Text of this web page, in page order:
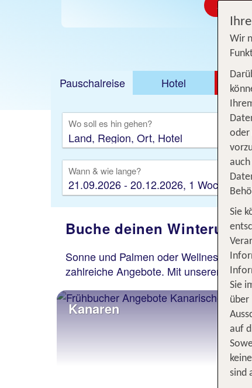
Pauschalreise Hotel
Wo soll es hin gehen?
Wann & wie lange?
21.09.2026 - 20.12.2026, 1 Woche
Buche deinen
Sonne und Palmen oder Wellness
zahlreiche Angebote. Mit unserem
Kanaren
Wir
oder
Sie
Sie
über
auf
sind